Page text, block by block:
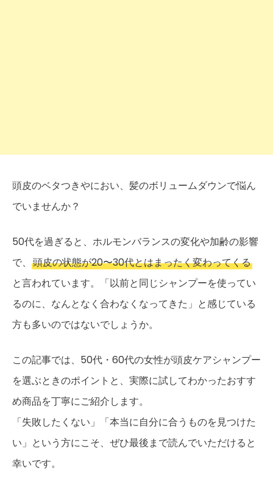
頭皮のベタつきやにおい、髪のボリュームダウンで悩ん
でいませんか？
50代を過ぎると、ホルモンバランスの変化や加齢の影響
で、 頭皮の状態が20〜30代とはまったく変わってくる
と言われています。「以前と同じシャンプーを使ってい
るのに、なんとなく合わなくなってきた」と感じている
方も多いのではないでしょうか。
この記事では、50代・60代の女性が頭皮ケアシャンプー
を選ぶときのポイントと、実際に試してわかったおすす
め商品を丁寧にご紹介します。
「失敗したくない」「本当に自分に合うものを見つけた
い」という方にこそ、ぜひ最後まで読んでいただけると
幸いです。